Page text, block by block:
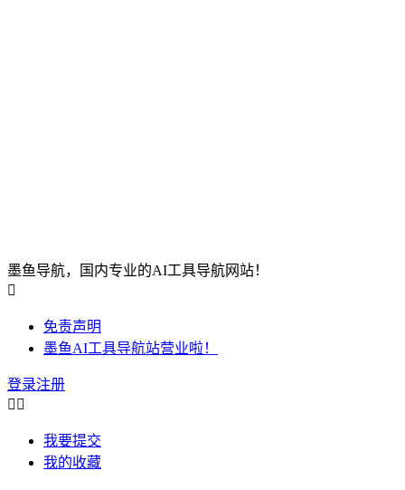
墨鱼导航，国内专业的AI工具导航网站！

免责声明
墨鱼AI工具导航站营业啦！
登录注册
 
我要提交
我的收藏